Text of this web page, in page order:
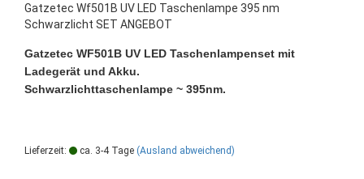
Gatzetec Wf501B UV LED Taschenlampe 395 nm
Schwarzlicht SET ANGEBOT
Gatzetec WF501B UV LED Taschenlampenset mit
Ladegerät und Akku.
Schwarzlichttaschenlampe ~ 395nm.
Lieferzeit: ca. 3-4 Tage (Ausland abweichend)